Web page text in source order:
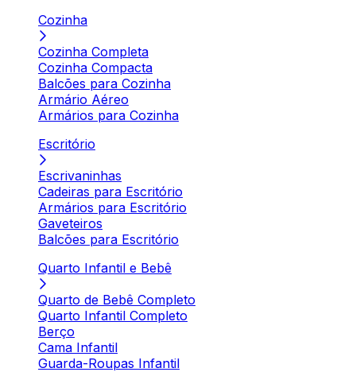
Cozinha
Cozinha Completa
Cozinha Compacta
Balcões para Cozinha
Armário Aéreo
Armários para Cozinha
Escritório
Escrivaninhas
Cadeiras para Escritório
Armários para Escritório
Gaveteiros
Balcões para Escritório
Quarto Infantil e Bebê
Quarto de Bebê Completo
Quarto Infantil Completo
Berço
Cama Infantil
Guarda-Roupas Infantil